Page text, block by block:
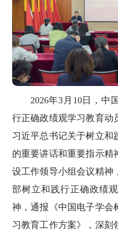
2026年3月10日，中
行正确政绩观学习教育动
习近平总书记关于树立和
的重要讲话和重要指示精
设工作领导小组会议精神
部树立和践行正确政绩
神，通报《中国电子学会
习教育工作方案》，深刻